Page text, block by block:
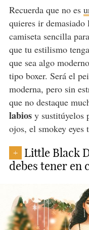
Recuerda que no es
quieres ir
camiseta sencilla
que tu estilismo
que sea algo
tipo boxer. Será el
moderna, pero sin
que no destaque
labiosy sustitúyelos
ojos, el smokey eyes
+
Little Black
debes tener en